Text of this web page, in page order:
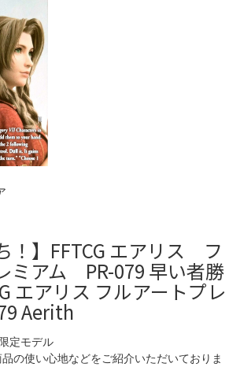
！】FFTCG エアリス フ
ミアム PR-079 早い者勝
エアリス フルアートプレ
Aerith
定モデル
の使い心地などをご紹介いただいておりま